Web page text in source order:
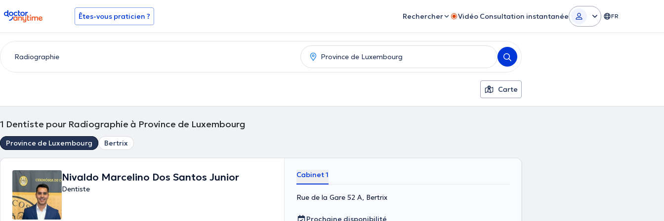
doctoranytime Êtes-vous praticien ? Rechercher Vidéo Consultation instantanée FR
Carte
1 Dentiste pour Radiographie à Province de Luxembourg
Province de Luxembourg Bertrix
Nivaldo Marcelino Dos Santos Junior
Dentiste
Cabinet 1
Rue de la Gare 52 A, Bertrix
Prochaine disponibilité